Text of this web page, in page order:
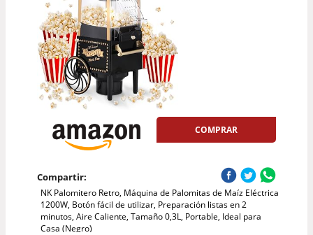
COMPRAR
Compartir:
NK Palomitero Retro, Máquina de Palomitas de Maíz Eléctrica
1200W, Botón fácil de utilizar, Preparación listas en 2
minutos, Aire Caliente, Tamaño 0,3L, Portable, Ideal para
Casa (Negro)